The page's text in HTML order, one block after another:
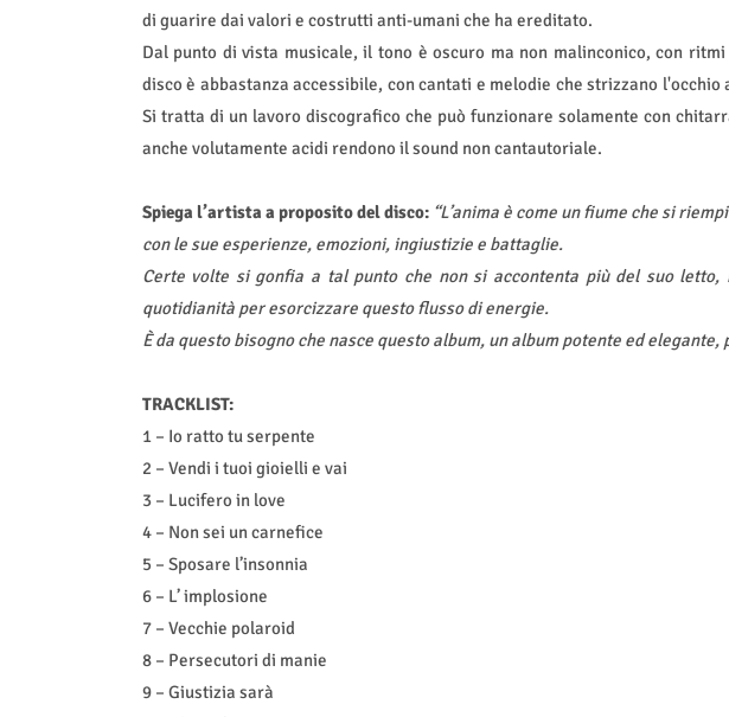
di guarire dai valori e costrutti anti-umani che ha ereditato.
Dal punto di vista musicale, il tono è oscuro ma non malinconico, con
disco è abbastanza accessibile, con cantati e melodie che strizzano
Si tratta di un lavoro discografico che può funzionare solamente con
anche volutamente acidi rendono il sound non cantautoriale.
Spiega l’artista a proposito del disco: “L’anima è come un fiume che si
con le sue esperienze, emozioni, ingiustizie e battaglie.
Certe volte si gonfia a tal punto che non si accontenta più del suo
quotidianità per esorcizzare questo flusso di energie.
È da questo bisogno che nasce questo album, un album potente ed elegante,
TRACKLIST:
1 – Io ratto tu serpente
2 – Vendi i tuoi gioielli e vai
3 – Lucifero in love
4 – Non sei un carnefice
5 – Sposare l’insonnia
6 – L’ implosione
7 – Vecchie polaroid
8 – Persecutori di manie
9 – Giustizia sarà